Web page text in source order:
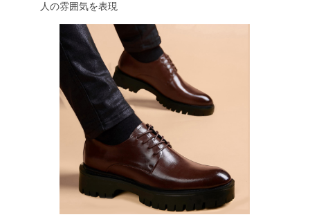
人の雰囲気を表現